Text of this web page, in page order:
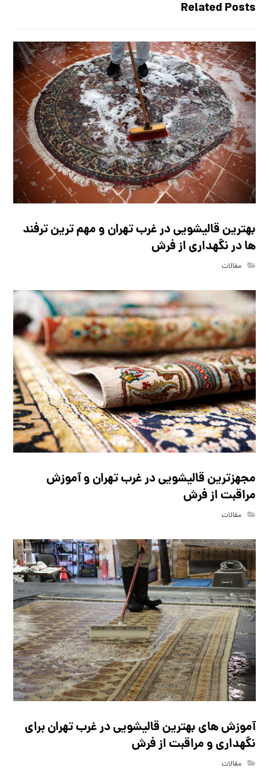
Related Posts
بهترین قالیشویی در غرب تهران و مهم ترین ترفند
ها در نگهداری از فرش
مقالات
مجهزترین قالیشویی در غرب تهران و آموزش
مراقبت از فرش
مقالات
آموزش های بهترین قالیشویی در غرب تهران برای
نگهداری و مراقبت از فرش
مقالات